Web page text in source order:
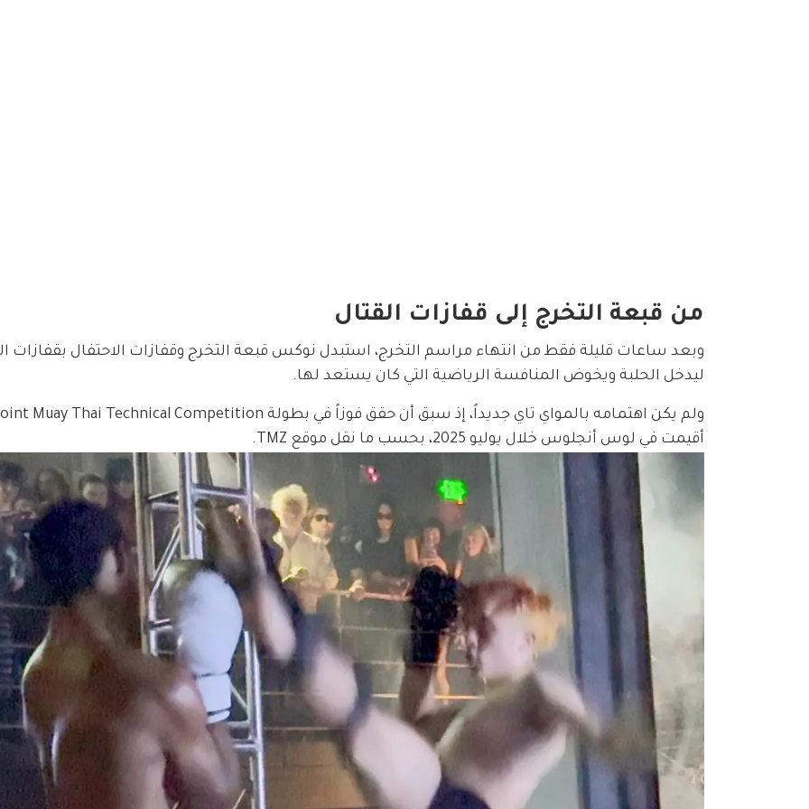
من قبعة التخرج إلى قفازات القتال
وبعد ساعات قليلة فقط من انتهاء مراسم التخرج، استبدل نوكس قبعة التخرج وقفازات الاحتفال بقفازات
ليدخل الحلبة ويخوض المنافسة الرياضية التي كان يستعد لها.
أقيمت في لوس أنجلوس خلال يوليو 2025، بحسب ما نقل موقع TMZ.